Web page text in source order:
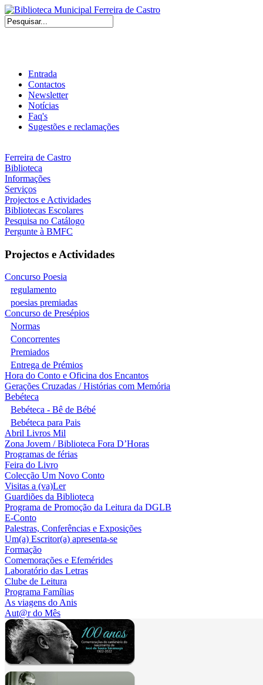
Entrada
Contactos
Newsletter
Notícias
Faq's
Sugestões e reclamações
Ferreira de Castro
Biblioteca
Informações
Serviços
Projectos e Actividades
Bibliotecas Escolares
Pesquisa no Catálogo
Pergunte à BMFC
Projectos e Actividades
Concurso Poesia
regulamento
poesias premiadas
Concurso de Presépios
Normas
Concorrentes
Premiados
Entrega de Prémios
Hora do Conto e Oficina dos Encantos
Gerações Cruzadas / Histórias com Memória
Bebéteca
Bebéteca - Bê de Bébé
Bebéteca para Pais
Abril Livros Mil
Zona Jovem / Biblioteca Fora D’Horas
Programas de férias
Feira do Livro
Colecção Um Novo Conto
Visitas a (va)Ler
Guardiões da Biblioteca
Programa de Promoção da Leitura da DGLB
E-Conto
Palestras, Conferências e Exposições
Um(a) Escritor(a) apresenta-se
Formação
Comemorações e Efemérides
Laboratório das Letras
Clube de Leitura
Programa Famílias
As viagens do Anis
Aut@r do Mês